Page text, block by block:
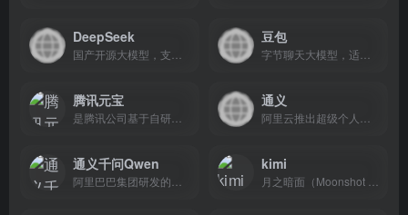
DeepSeek
国产开源大模型，支持多平台（Android/iOS/Web/Harmony）使用，提供自然语言处理、多模态数据分析等核心功能‌
豆包
字节聊天大模型，适合中文聊天、写稿翻译与自动生成 PPT/短视频脚本，工作学习一站完成
腾讯元宝
是腾讯公司基于自研混元大模型开发的AI助手，适合在微信与 App 内搜索、写作、解题和 AI 绘图，全能助手覆盖办公学习创作
通义
阿里云推出超级个人助理
通义千问Qwen
阿里巴巴集团研发的超大规模语言模型，适合超长中文对话、深度研究与图像生成，网页搜索结合推理写作一步搞定。
kimi
月之暗面（Moonshot AI）开发的智能助手，专注于长文本处理与深度信息整合